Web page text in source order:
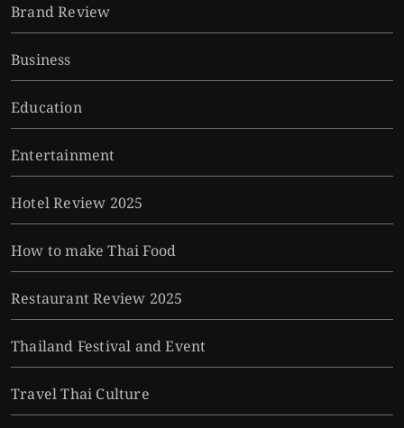
Brand Review
Business
Education
Entertainment
Hotel Review 2025
How to make Thai Food
Restaurant Review 2025
Thailand Festival and Event
Travel Thai Culture